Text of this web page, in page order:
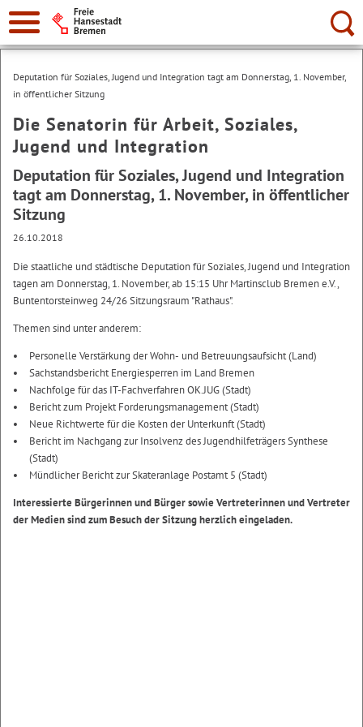
Suche:
Deputation für Soziales, Jugend und Integration tagt am Donnerstag, 1. November,
in öffentlicher Sitzung
Die Senatorin für Arbeit, Soziales,
Jugend und Integration
Deputation für Soziales, Jugend und Integration
tagt am Donnerstag, 1. November, in öffentlicher
Sitzung
26.10.2018
Die staatliche und städtische Deputation für Soziales, Jugend und Integration
tagen am Donnerstag, 1. November, ab 15:15 Uhr Martinsclub Bremen e.V.,
Buntentorsteinweg 24/26 Sitzungsraum "Rathaus".
Themen sind unter anderem:
Personelle Verstärkung der Wohn- und Betreuungsaufsicht (Land)
Sachstandsbericht Energiesperren im Land Bremen
Nachfolge für das IT-Fachverfahren OK.JUG (Stadt)
Bericht zum Projekt Forderungsmanagement (Stadt)
Neue Richtwerte für die Kosten der Unterkunft (Stadt)
Bericht im Nachgang zur Insolvenz des Jugendhilfeträgers Synthese
(Stadt)
Mündlicher Bericht zur Skateranlage Postamt 5 (Stadt)
Interessierte Bürgerinnen und Bürger sowie Vertreterinnen und Vertreter
der Medien sind zum Besuch der Sitzung herzlich eingeladen.